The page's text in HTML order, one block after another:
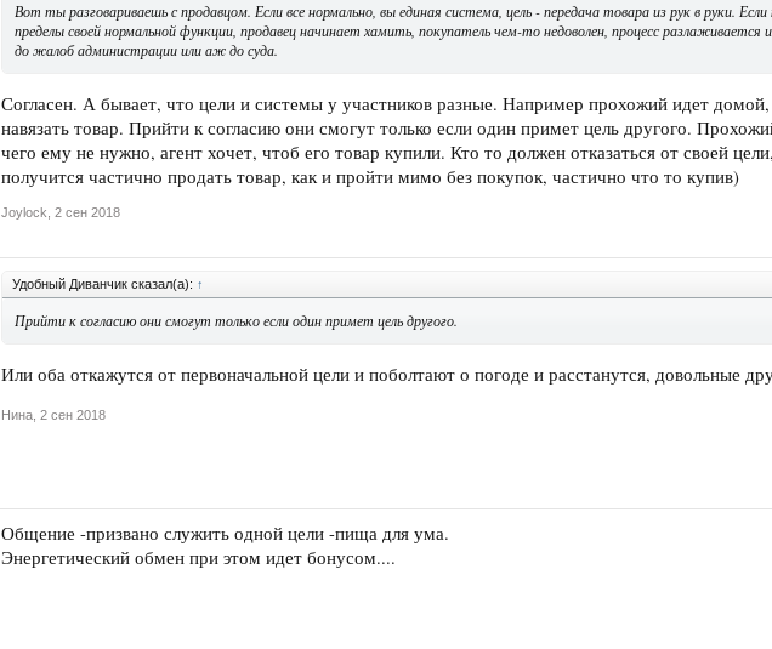
Вот ты разговариваешь с продавцом. Если все нормально, вы единая система, цель - передача товара из рук в руки.
пределы своей нормальной функции, продавец начинает хамить, покупатель чем-то недоволен, процесс разлаживается
до жалоб администрации или аж до суда.
Согласен. А бывает, что цели и системы у участников разные. Например прохожий идет
навязать товар. Прийти к согласию они смогут только если один примет цель другого.
чего ему не нужно, агент хочет, чтоб его товар купили. Кто то должен отказаться от своей
получится частично продать товар, как и пройти мимо без покупок, частично что то купив)
Joylock 2 сен 2018
Удобный Диванчик сказал(а): ↑
Прийти к согласию они смогут только если один примет цель другого.
Или оба откажутся от первоначальной цели и поболтают о погоде и расстанутся, довольные
Нина 2 сен 2018
Общение -призвано служить одной цели -пища для ума.
Энергетический обмен при этом идет бонусом....